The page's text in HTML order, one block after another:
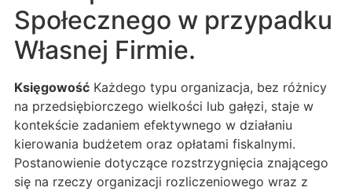
Społecznego w przypadku
Własnej Firmie.
Księgowość Każdego typu organizacja, bez różnicy
na przedsiębiorczego wielkości lub gałęzi, staje w
kontekście zadaniem efektywnego w działaniu
kierowania budżetem oraz opłatami fiskalnymi.
Postanowienie dotyczące rozstrzygnięcia znającego
się na rzeczy organizacji rozliczeniowego wraz z